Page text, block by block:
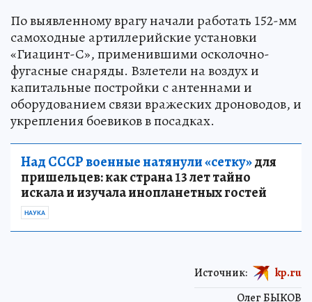
По выявленному врагу начали работать 152-мм
самоходные артиллерийские установки
«Гиацинт-С», применившими осколочно-
фугасные снаряды. Взлетели на воздух и
капитальные постройки с антеннами и
оборудованием связи вражеских дроноводов, и
укрепления боевиков в посадках.
Над СССР военные натянули «сетку»для
пришельцев: как страна 13 лет тайно
искала и изучала инопланетных гостей
НАУКА
Олег БЫКОВ
Источник: kp.ru